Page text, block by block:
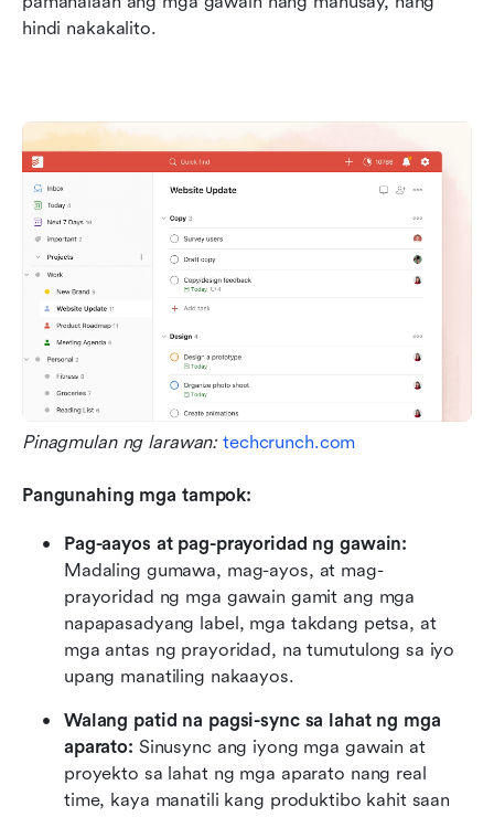
hindi nakakalito.
Pinagmulan ng larawan: techcrunch.com
Pangunahing mga tampok:
Pag-aayos at pag-prayoridad ng gawain:
Madaling gumawa, mag-ayos, at mag-
prayoridad ng mga gawain gamit ang mga
napapasadyang label, mga takdang petsa, at
mga antas ng prayoridad, na tumutulong sa iyo
upang manatiling nakaayos.
Walang patid na pagsi-sync sa lahat ng mga
aparato: Sinusync ang iyong mga gawain at
proyekto sa lahat ng mga aparato nang real
time, kaya manatili kang produktibo kahit saan